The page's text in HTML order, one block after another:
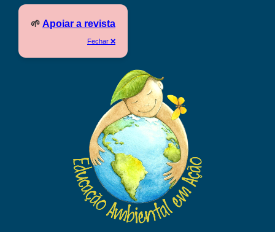
🌱 Apoiar a revista
Fechar ❌